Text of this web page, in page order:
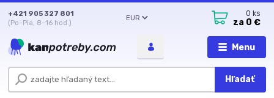
Menu
EUR
Hľadať
+421 905 327 801
(Po-Pia, 8-16 hod.)
0 ks
za 0 €